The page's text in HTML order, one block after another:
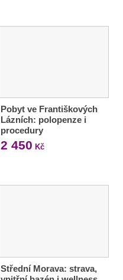
Pobyt ve Františkových
Lázních: polopenze i
procedury
2 450 Kč
Střední Morava: strava,